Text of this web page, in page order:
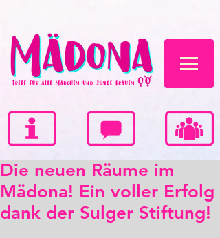
Die neuen Räume im
Mädona! Ein voller Erfolg
dank der Sulger Stiftung!